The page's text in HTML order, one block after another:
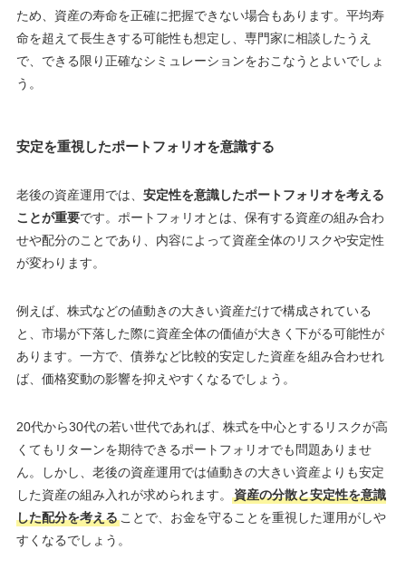
ため、資産の寿命を正確に把握できない場合もあります。平均寿
命を超えて長生きする可能性も想定し、専門家に相談したうえ
で、できる限り正確なシミュレーションをおこなうとよいでしょ
う。
安定を重視したポートフォリオを意識する
老後の資産運用では、 安定性を意識したポートフォリオを考える
ことが重要です。ポートフォリオとは、保有する資産の組み合わ
せや配分のことであり、内容によって資産全体のリスクや安定性
が変わります。
例えば、株式などの値動きの大きい資産だけで構成されている
と、市場が下落した際に資産全体の価値が大きく下がる可能性が
あります。一方で、債券など比較的安定した資産を組み合わせれ
ば、価格変動の影響を抑えやすくなるでしょう。
20代から30代の若い世代であれば、株式を中心とするリスクが高
くてもリターンを期待できるポートフォリオでも問題ありませ
ん。しかし、老後の資産運用では値動きの大きい資産よりも安定
した資産の組み入れが求められます。
資産の分散と安定性を意識
した配分を考えることで、お金を守ることを重視した運用がしや
すくなるでしょう。